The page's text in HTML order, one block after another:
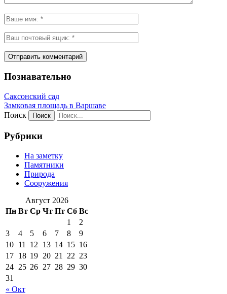
Познавательно
Саксонский сад
Замковая площадь в Варшаве
Поиск
Рубрики
На заметку
Памятники
Природа
Сооружения
Август 2026
Пн Вт Ср Чт Пт Сб Вс
« Окт
1
2
3
4 5 6 7 8
9
10 11 12 13 14 15 16
17 18 19 20 21 22 23
24 25 26 27 28 29 30
31